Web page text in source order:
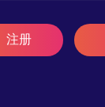
注册